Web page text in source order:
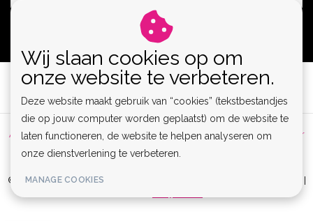
Algemene voorwaarden | Privacy Policy | Sitemap |
Disclaimer
RSS Feed
© Copyright 2026 - Lamor | Clubwear, Lingerie & Kinky Fashion XS-6XL |
Wij slaan cookies op om
onze website te verbeteren.
Deze website maakt gebruik van “cookies” (tekstbestandjes
die op jouw computer worden geplaatst) om de website te
laten functioneren, de website te helpen analyseren om
onze dienstverlening te verbeteren.
MANAGE COOKIES